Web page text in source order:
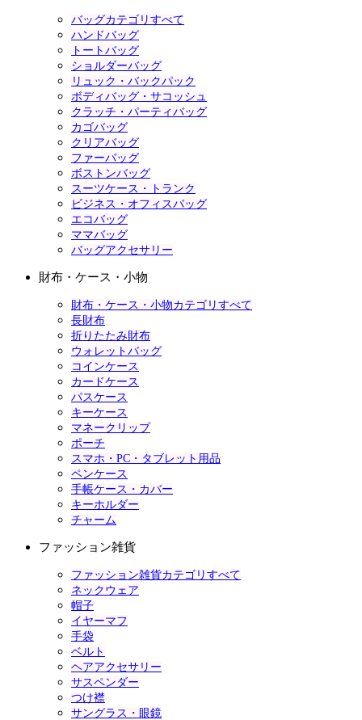
バッグカテゴリすべて
ハンドバッグ
トートバッグ
ショルダーバッグ
リュック・バックパック
ボディバッグ・サコッシュ
クラッチ・パーティバッグ
カゴバッグ
クリアバッグ
ファーバッグ
ボストンバッグ
スーツケース・トランク
ビジネス・オフィスバッグ
エコバッグ
ママバッグ
バッグアクセサリー
財布・ケース・小物
財布・ケース・小物カテゴリすべて
長財布
折りたたみ財布
ウォレットバッグ
コインケース
カードケース
パスケース
キーケース
マネークリップ
ポーチ
スマホ・PC・タブレット用品
ペンケース
手帳ケース・カバー
キーホルダー
チャーム
ファッション雑貨
ファッション雑貨カテゴリすべて
ネックウェア
帽子
イヤーマフ
手袋
ベルト
ヘアアクセサリー
サスペンダー
つけ襟
サングラス・眼鏡